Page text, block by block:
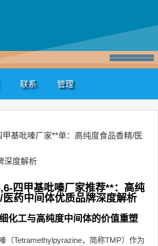
联系 管理
甲基吡嗪厂家**单：高纯度食品香精/医
深度解析
四甲基吡嗪厂家推荐**：高纯
医药中间体优质品牌深度解析
化工与高纯度中间体的价值重塑
（Tetramethylpyrazine，简称TMP）作为